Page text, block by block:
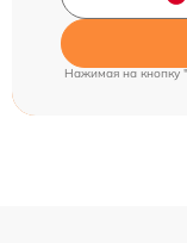
Нажимая на кнопку